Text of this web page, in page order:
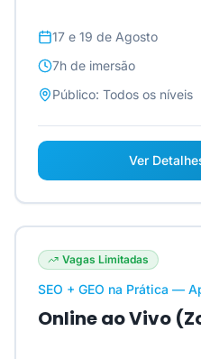
17 e 19 de Agosto
7h de imersão
Público: Todos os níveis
Ver
Vagas Limitadas
SEO + GEO na Prática —
Online ao Vivo